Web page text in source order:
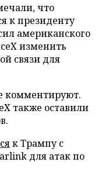
что
к президенту
американского
изменить
связи для
комментируют.
также оставили
к Трампу с
для атак по